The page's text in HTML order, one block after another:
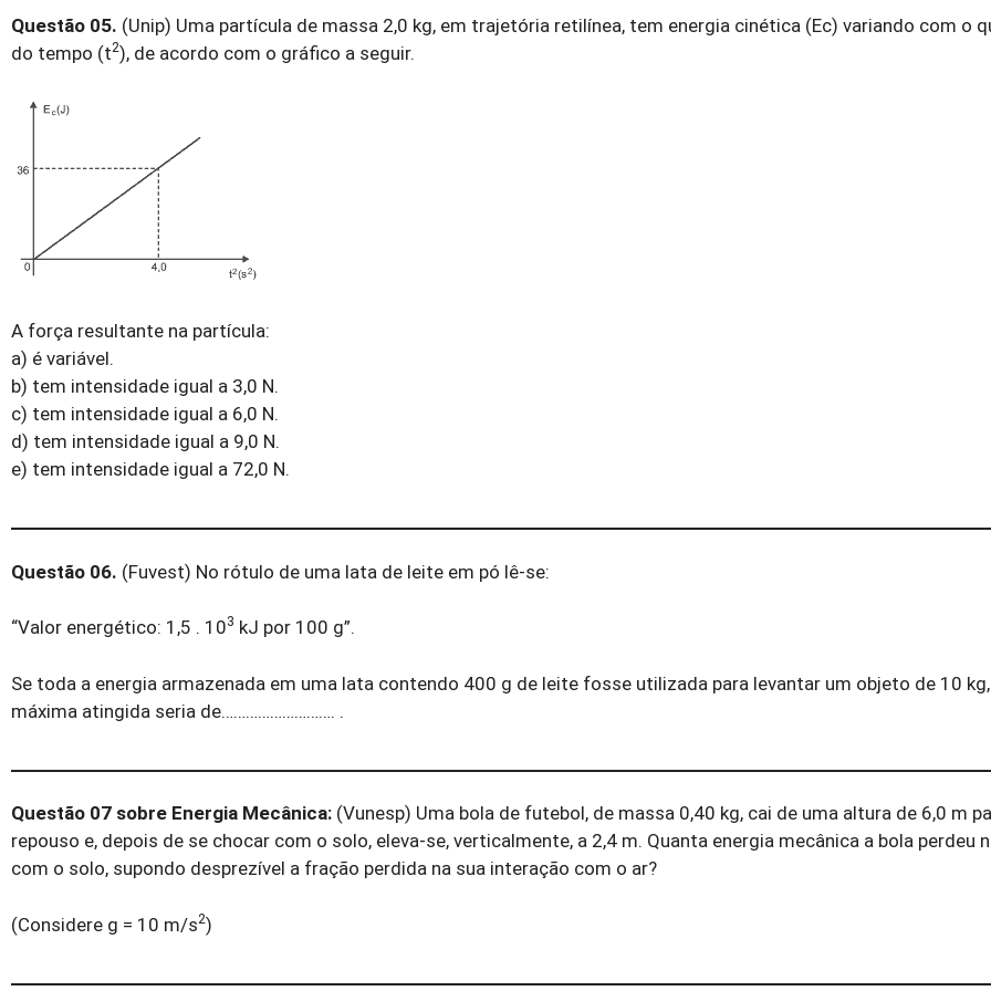
Questão 05. (Unip) Uma partícula de massa 2,0 kg, em trajetória retilínea, tem energia cinética (Ec) variando com o
do tempo (t2), de acordo com o gráfico a seguir.
A força resultante na partícula:
a) é variável.
b) tem intensidade igual a 3,0 N.
c) tem intensidade igual a 6,0 N.
d) tem intensidade igual a 9,0 N.
e) tem intensidade igual a 72,0 N.
Questão 06. (Fuvest) No rótulo de uma lata de leite em pó lê-se:
“Valor energético: 1,5 . 103 kJ por 100 g”.
Se toda a energia armazenada em uma lata contendo 400 g de leite fosse utilizada para levantar um objeto de 10
máxima atingida seria de………………………. .
Questão 07 sobre Energia Mecânica: (Vunesp) Uma bola de futebol, de massa 0,40 kg, cai de uma altura de 6,0 m
repouso e, depois de se chocar com o solo, eleva-se, verticalmente, a 2,4 m. Quanta energia mecânica a bola perdeu
com o solo, supondo desprezível a fração perdida na sua interação com o ar?
(Considere g = 10 m/s2)